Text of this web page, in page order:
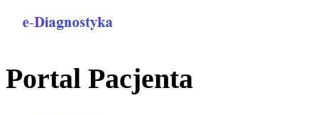
Portal Pacjenta